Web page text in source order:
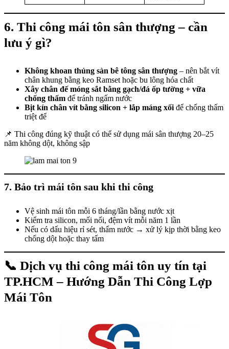
6. Thi công mái tôn sân thượng – cần
lưu ý gì?
Không khoan thủng sàn bê tông sân thượng – nên bắt vít
chân khung bằng keo Ramset hoặc bu lông hóa chất
Xây chân đế móng sắt bằng gạch/đá ốp tường + vữa
chống thấm để tránh ngấm nước
Bịt kín chân vít bằng silicon + lắp máng xối để chống thấm
triệt để
📌 Thi công đúng kỹ thuật có thể sử dụng mái sân thượng 20–25
năm không dột, không sập
7. Bảo trì mái tôn sau khi thi công
Vệ sinh mái tôn mỗi 6 tháng/lần bằng nước xịt
Kiểm tra silicon, mối nối, đệm vít mỗi năm 1 lần
Nếu có dấu hiệu rỉ sét, thấm nước → xử lý kịp thời bằng keo
chống dột hoặc thay tấm
📞 Dịch vụ thi công mái tôn uy tín tại
TP.HCM – Hướng Dẫn Thi Công Lợp
Mái Tôn